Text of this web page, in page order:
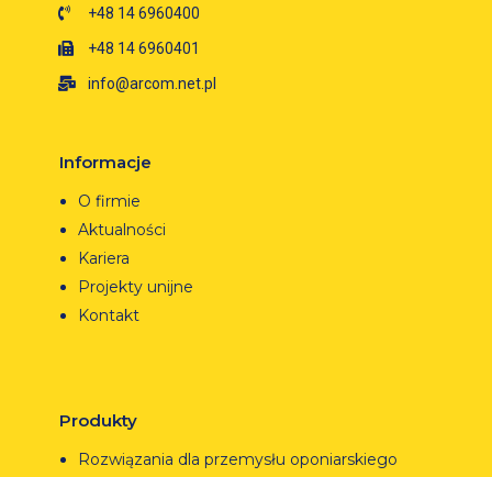
+48 14 6960400
+48 14 6960401
info@arcom.net.pl
Informacje
O firmie
Aktualności
Kariera
Projekty unijne
Kontakt
Produkty
Rozwiązania dla przemysłu oponiarskiego